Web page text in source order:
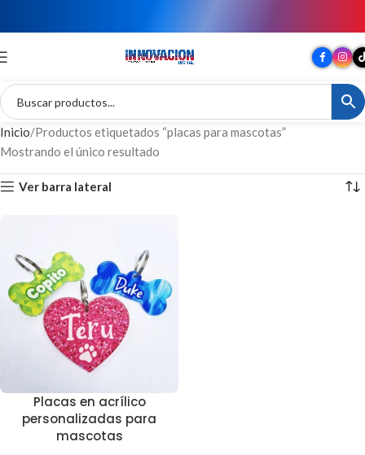
Inicio Productos etiquetados “placas para mascotas”
Mostrando el único resultado
Ver barra lateral
Placas en acrílico
personalizadas para
mascotas